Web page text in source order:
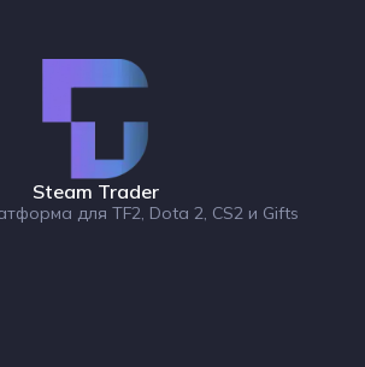
Steam Trader
для TF2, Dota 2, CS2 и Gifts